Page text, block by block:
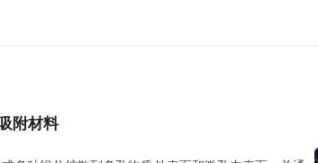
附材料